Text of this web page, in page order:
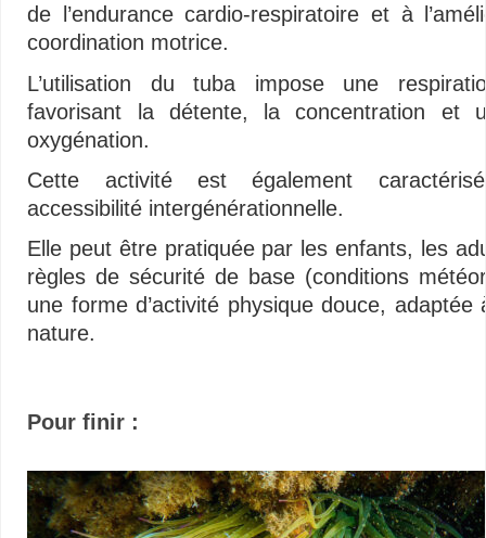
de l’endurance cardio-respiratoire et à
coordination motrice.
L’utilisation du tuba impose une
favorisant la détente, la concentration et
oxygénation.
Cette activité est également
accessibilité intergénérationnelle.
Elle peut être pratiquée par les enfants, les
règles de sécurité de base (conditions
une forme d’activité physique douce,
nature.
Pour finir :